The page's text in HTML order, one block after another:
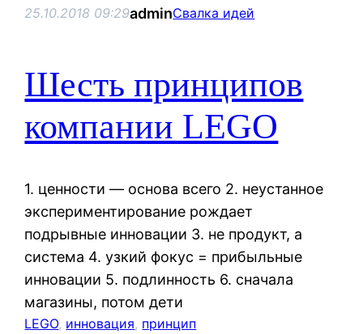
25.10.2018 09:29adminСвалка идей
Шесть принципов
компании LEGO
1. ценности — основа всего 2. неустанное
экспериментирование рождает
подрывные инновации 3. не продукт, а
система 4. узкий фокус = прибыльные
инновации 5. подлинность 6. сначала
магазины, потом дети
LEGO, инновация, принцип